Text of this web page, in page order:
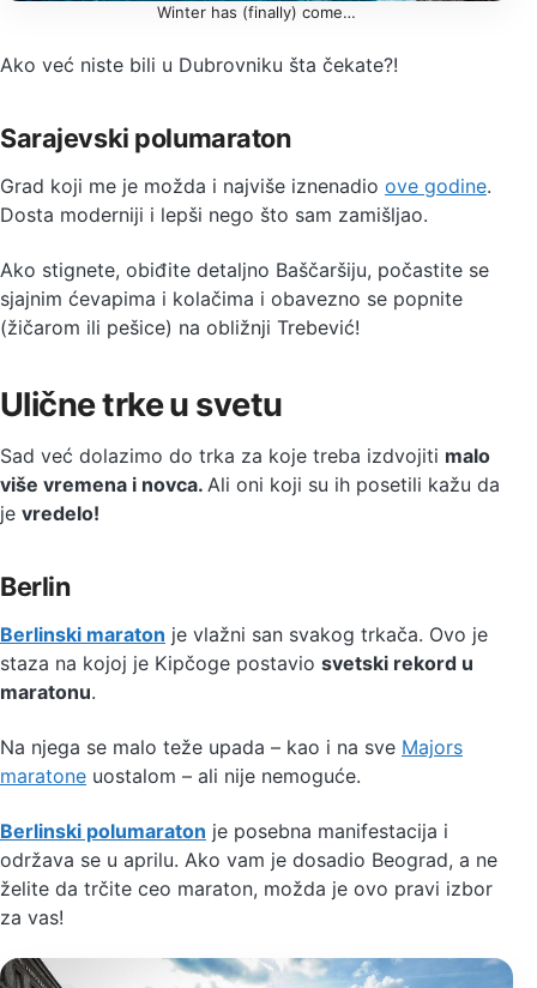
Winter has (finally) come…
Ako već niste bili u Dubrovniku šta čekate?!
Sarajevski polumaraton
Grad koji me je možda i najviše iznenadio ove godine.
Dosta moderniji i lepši nego što sam zamišljao.
Ako stignete, obiđite detaljno Baščaršiju, počastite se
sjajnim ćevapima i kolačima i obavezno se popnite
(žičarom ili pešice) na obližnji Trebević!
Ulične trke u svetu
Sad već dolazimo do trka za koje treba izdvojiti malo
više vremena i novca. Ali oni koji su ih posetili kažu da
je vredelo!
Berlin
Berlinski maraton je vlažni san svakog trkača. Ovo je
staza na kojoj je Kipčoge postavio svetski rekord u
maratonu.
Na njega se malo teže upada – kao i na sve Majors
maratone uostalom – ali nije nemoguće.
Berlinski polumaraton je posebna manifestacija i
održava se u aprilu. Ako vam je dosadio Beograd, a ne
želite da trčite ceo maraton, možda je ovo pravi izbor
za vas!